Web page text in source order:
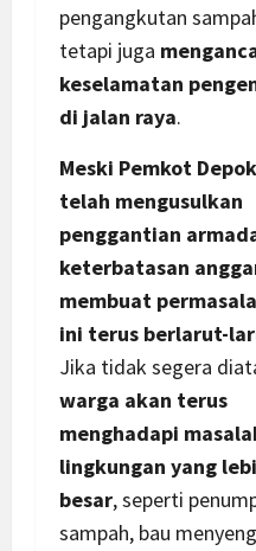
pengangkutan
tetapi juga
keselamatan
di jalan raya.
Meski Pemkot Depok
telah mengusulkan
penggantian
keterbatasan
membuat
ini terus berlarut-
Jika tidak segera
warga akan terus
menghadapi
lingkungan yang
besar, seperti
sampah, bau